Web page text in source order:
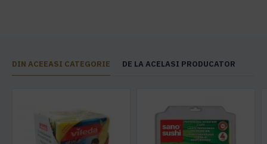
DIN ACEEASI CATEGORIE DE LA ACELASI PRODUCATOR